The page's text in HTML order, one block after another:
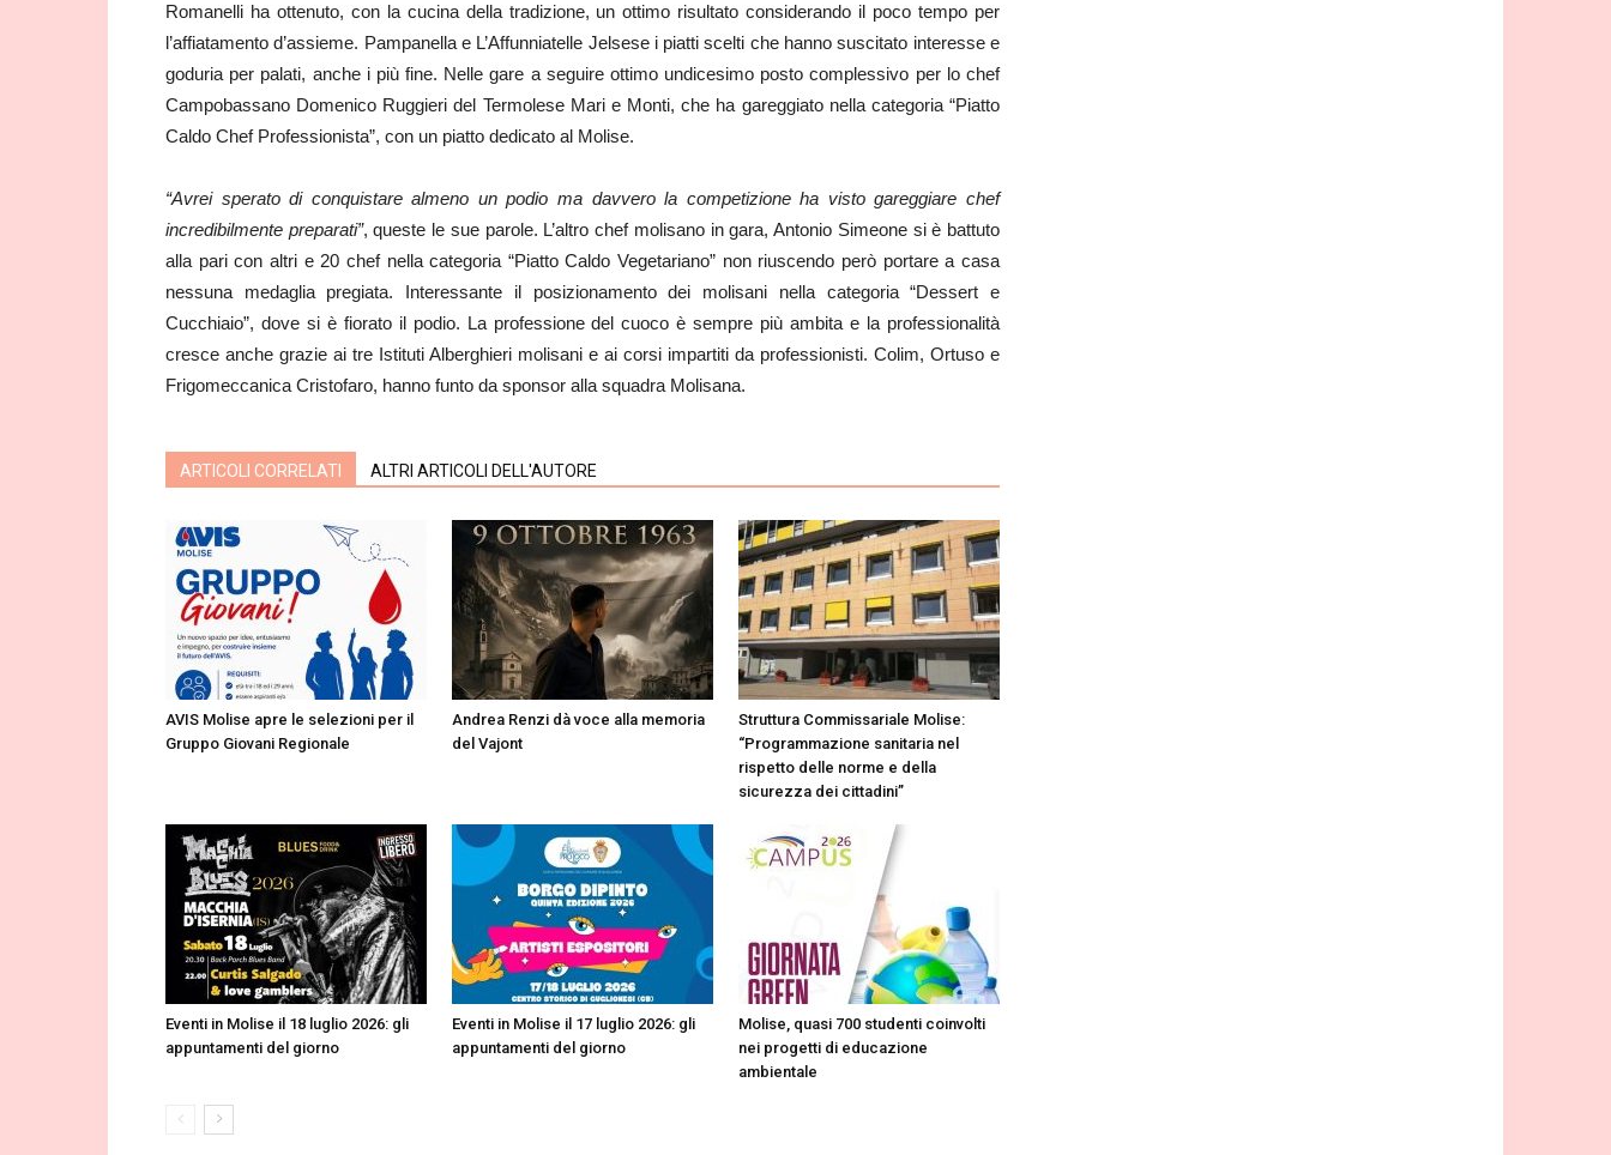
Romanelli ha ottenuto, con la cucina della tradizione, un ottimo risultato considerando il poco tempo per
l’affiatamento d’assieme. Pampanella e L’Affunniatelle Jelsese i piatti scelti che hanno suscitato interesse e
goduria per palati, anche i più fine. Nelle gare a seguire ottimo undicesimo posto complessivo per lo chef
Campobassano Domenico Ruggieri del Termolese Mari e Monti, che ha gareggiato nella categoria “Piatto
Caldo Chef Professionista”, con un piatto dedicato al Molise.
“Avrei sperato di conquistare almeno un podio ma davvero la competizione ha visto gareggiare chef
incredibilmente preparati”, queste le sue parole. L’altro chef molisano in gara, Antonio Simeone si è battuto
alla pari con altri e 20 chef nella categoria “Piatto Caldo Vegetariano” non riuscendo però portare a casa
nessuna medaglia pregiata. Interessante il posizionamento dei molisani nella categoria “Dessert e
Cucchiaio”, dove si è fiorato il podio. La professione del cuoco è sempre più ambita e la professionalità
cresce anche grazie ai tre Istituti Alberghieri molisani e ai corsi impartiti da professionisti. Colim, Ortuso e
Frigomeccanica Cristofaro, hanno funto da sponsor alla squadra Molisana.
ARTICOLI CORRELATI ALTRI ARTICOLI DELL'AUTORE
AVIS Molise apre le selezioni per il
Gruppo Giovani Regionale
Andrea Renzi dà voce alla memoria
del Vajont
Struttura Commissariale Molise:
“Programmazione sanitaria nel
rispetto delle norme e della
sicurezza dei cittadini”
Eventi in Molise il 18 luglio 2026: gli
appuntamenti del giorno
Eventi in Molise il 17 luglio 2026: gli
appuntamenti del giorno
Molise, quasi 700 studenti coinvolti
nei progetti di educazione
ambientale